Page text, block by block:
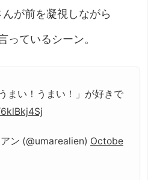
が前を凝視しながら
っているシーン。
まい！うまい！」が好きで
ン (@umarealien) Octobe